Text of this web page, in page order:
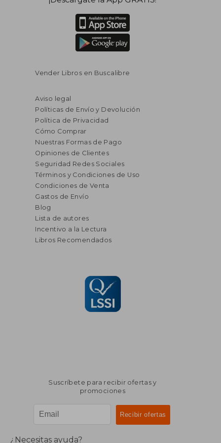
Vender Libros en Buscalibre
Aviso legal
Políticas de Envío y Devolución
Política de Privacidad
Cómo Comprar
Nuestras Formas de Pago
Opiniones de Clientes
Seguridad Redes Sociales
Términos y Condiciones de Uso
Condiciones de Venta
Gastos de Envío
Blog
Lista de autores
Incentivo a la Lectura
Libros Recomendados
Suscríbete para recibir ofertas y
promociones
¿Necesitas ayuda?